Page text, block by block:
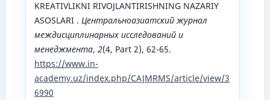
KREATIVLIKNI RIVOJLANTIRISHNING NAZARIY
ASOSLARI . Центральноазиатский журнал
междисциплинарных исследований и
менеджмента, 2(4, Part 2), 62-65.
https://www.in-
academy.uz/index.php/CAJMRMS/article/view/3
6990